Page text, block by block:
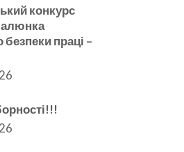
конкурс
праці –